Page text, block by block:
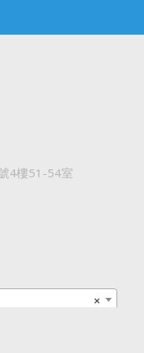
4樓51-54室
×